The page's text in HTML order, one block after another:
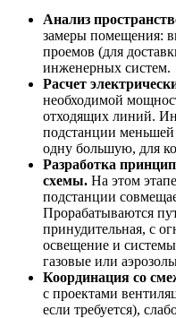
Анализ
замеры помещения:
проемов (для
инженерных систем.
Расчет
необходимой
отходящих линий.
подстанции
одну большую, для
Разработка
схемы. На этом этапе
подстанции
Прорабатываются
принудительная, с
освещение и
газовые или
Координация со
с проектами
если требуется),